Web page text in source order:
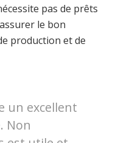
pas de prêts
le bon
production et de
un excellent
Non